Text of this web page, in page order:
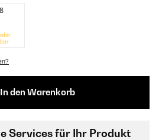
In den Warenkorb
Services für Ihr Produkt